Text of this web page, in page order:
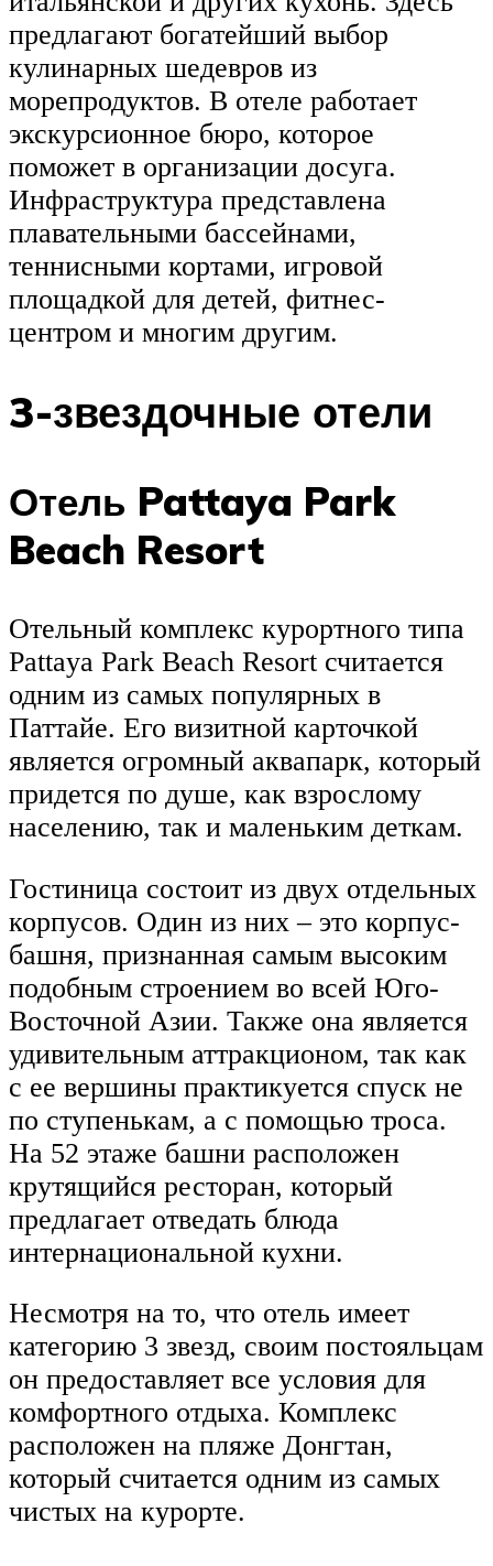
предлагают богатейший выбор
кулинарных шедевров из
морепродуктов. В отеле работает
экскурсионное бюро, которое
поможет в организации досуга.
Инфраструктура представлена
плавательными бассейнами,
теннисными кортами, игровой
площадкой для детей, фитнес-
центром и многим другим.
3-звездочные отели
Отель Pattaya Park
Beach Resort
Отельный комплекс курортного типа
Pattaya Park Beach Resort считается
одним из самых популярных в
Паттайе. Его визитной карточкой
является огромный аквапарк, который
придется по душе, как взрослому
населению, так и маленьким деткам.
Гостиница состоит из двух отдельных
корпусов. Один из них – это корпус-
башня, признанная самым высоким
подобным строением во всей Юго-
Восточной Азии. Также она является
удивительным аттракционом, так как
с ее вершины практикуется спуск не
по ступенькам, а с помощью троса.
На 52 этаже башни расположен
крутящийся ресторан, который
предлагает отведать блюда
интернациональной кухни.
Несмотря на то, что отель имеет
категорию 3 звезд, своим постояльцам
он предоставляет все условия для
комфортного отдыха. Комплекс
расположен на пляже Донгтан,
который считается одним из самых
чистых на курорте.